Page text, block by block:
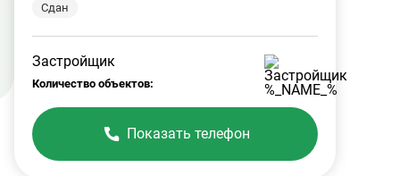
Сдан
Застройщик
Количество объектов:
Показать телефон